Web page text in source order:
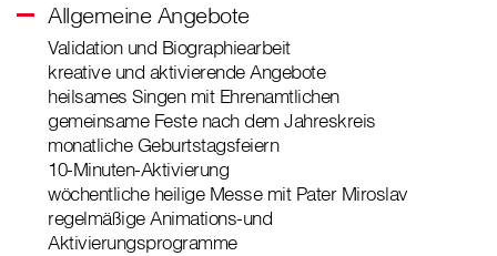
Allgemeine Angebote
Validation und Biographiearbeit
kreative und aktivierende Angebote
heilsames Singen mit Ehrenamtlichen
gemeinsame Feste nach dem Jahreskreis
monatliche Geburtstagsfeiern
10-Minuten-Aktivierung
wöchentliche heilige Messe mit Pater Miroslav
regelmäßige Animations-und
Aktivierungsprogramme